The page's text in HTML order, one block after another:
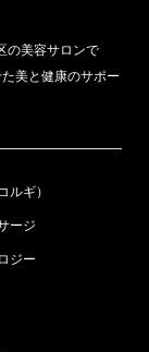
の美容サロンで
美と健康のサポー
ルギ）
ージ
ジー